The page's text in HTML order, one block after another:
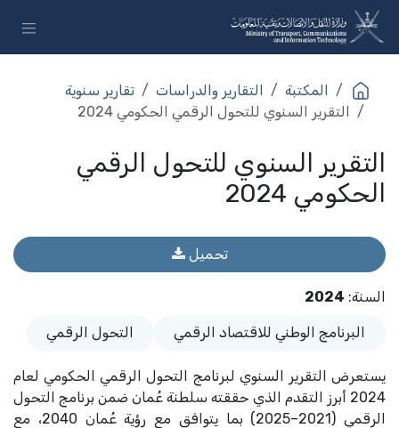
تخطي للذهاب إلى المحتوى
المكتبة التقارير والدراسات
تقارير سنوية
التقرير السنوي للتحول الرقمي الحكومي 2024
التقرير السنوي للتحول الرقمي
الحكومي 2024
السنة:
2024
البرنامج الوطني للاقتصاد الرقمي التحول الرقمي
يستعرض التقرير السنوي لبرنامج التحول الرقمي الحكومي لعام
2024 أبرز التقدم الذي حققته سلطنة عُمان ضمن برنامج التحول
الرقمي (2021–2025) بما يتوافق مع رؤية عُمان 2040، مع
تحميل